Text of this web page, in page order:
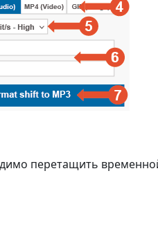
перетащить